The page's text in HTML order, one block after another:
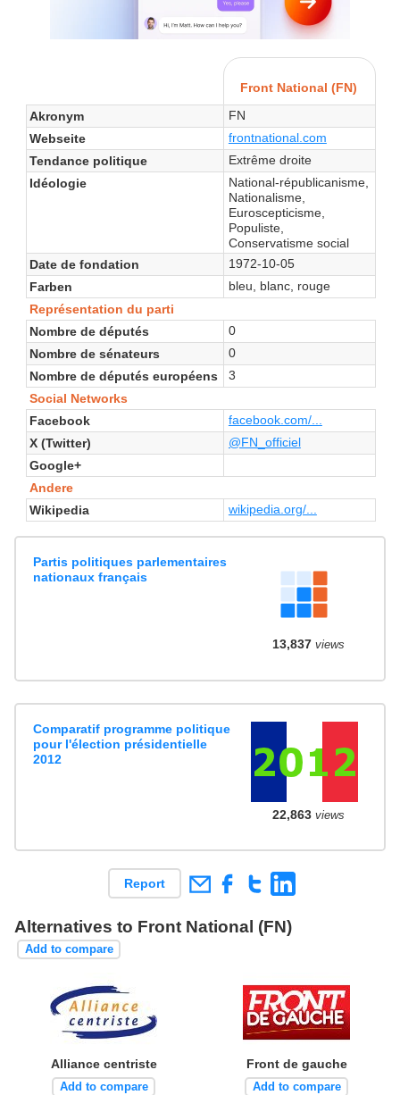
Front National (FN)
Akronym
FN
Webseite
frontnational.com
Tendance politique
Extrême droite
Idéologie
National-républicanisme,
Nationalisme,
Euroscepticisme,
Populiste,
Conservatisme social
Date de fondation
1972-10-05
Farben
bleu, blanc, rouge
Représentation du parti
Nombre de députés
0
Nombre de sénateurs
0
Nombre de députés européens
3
Social Networks
Facebook
facebook.com/...
X (Twitter)
@FN_officiel
Google+
Andere
Wikipedia
wikipedia.org/...
Partis politiques parlementaires
nationaux français
13,837views
Comparatif programme politique
pour l'élection présidentielle
2012
22,863views
Report
Alternatives to Front National (FN)
Add to compare
Alliance centriste
Add to compare
Front de gauche
Add to compare